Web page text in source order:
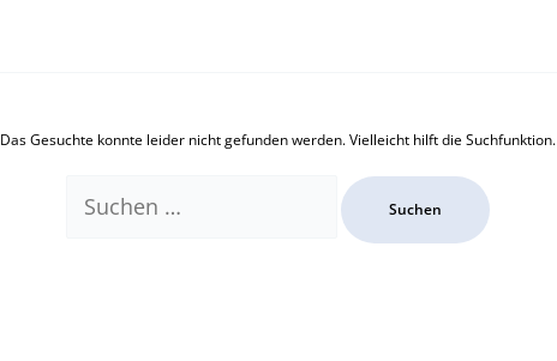
Das Gesuchte konnte leider nicht gefunden werden. Vielleicht hilft die Suchfunktion.